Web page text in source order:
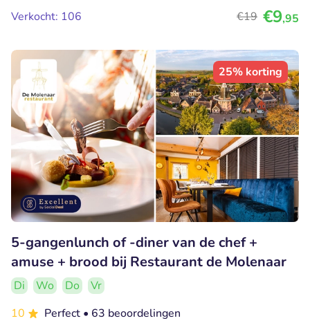
Verkocht: 106 €19 €9,95
25% korting
5-gangenlunch of -diner van de chef +
amuse + brood bij Restaurant de Molenaar
Di Wo Do
Vr
10
Perfect • 63 beoordelingen